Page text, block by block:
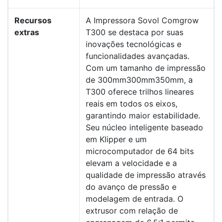
Recursos
extras
A Impressora Sovol Comgrow
T300 se destaca por suas
inovações tecnológicas e
funcionalidades avançadas.
Com um tamanho de impressão
de 300mm300mm350mm, a
T300 oferece trilhos lineares
reais em todos os eixos,
garantindo maior estabilidade.
Seu núcleo inteligente baseado
em Klipper e um
microcomputador de 64 bits
elevam a velocidade e a
qualidade de impressão através
do avanço de pressão e
modelagem de entrada. O
extrusor com relação de